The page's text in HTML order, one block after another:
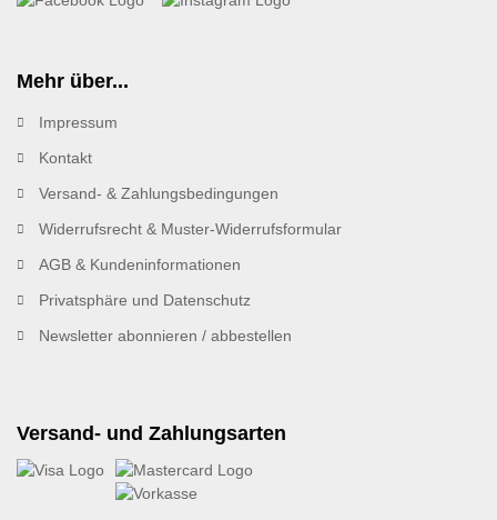
Mehr über...
Impressum
Kontakt
Versand- & Zahlungsbedingungen
Widerrufsrecht & Muster-Widerrufsformular
AGB & Kundeninformationen
Privatsphäre und Datenschutz
Newsletter abonnieren / abbestellen
Versand- und Zahlungsarten